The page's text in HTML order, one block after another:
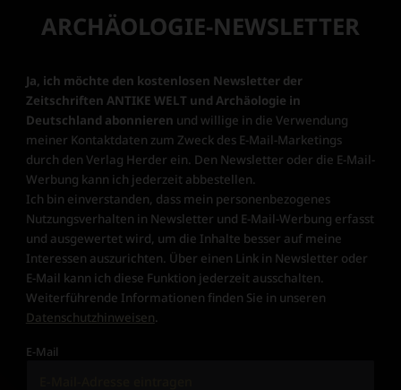
ARCHÄOLOGIE-NEWSLETTER
Ja, ich möchte den kostenlosen Newsletter der
Zeitschriften ANTIKE WELT und Archäologie in
Deutschland abonnieren und willige in die Verwendung
meiner Kontaktdaten zum Zweck des E-Mail-Marketings
durch den Verlag Herder ein. Den Newsletter oder die E-Mail-
Werbung kann ich jederzeit abbestellen.
Ich bin einverstanden, dass mein personenbezogenes
Nutzungsverhalten in Newsletter und E-Mail-Werbung erfasst
und ausgewertet wird, um die Inhalte besser auf meine
Interessen auszurichten. Über einen Link in Newsletter oder
E-Mail kann ich diese Funktion jederzeit ausschalten.
Weiterführende Informationen finden Sie in unseren
Datenschutzhinweisen.
E-Mail